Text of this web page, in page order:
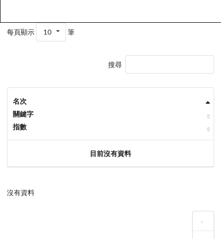
每頁顯示 10 筆
搜尋
名次
關鍵字
指數
目前沒有資料
沒有資料
‹